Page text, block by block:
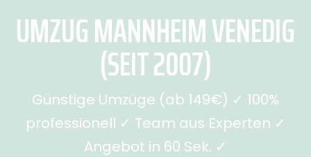
UMZUG MANNHEIM VENEDIG
(SEIT 2007)
Günstige Umzüge (ab 149€) ✓ 100%
professionell ✓ Team aus Experten ✓
Angebot in 60 Sek. ✓